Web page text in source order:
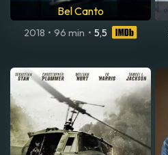
Bel Canto
2018 • 96 min • 5,5